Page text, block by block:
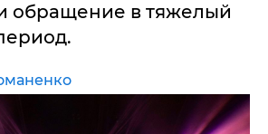
обращение в тяжелый